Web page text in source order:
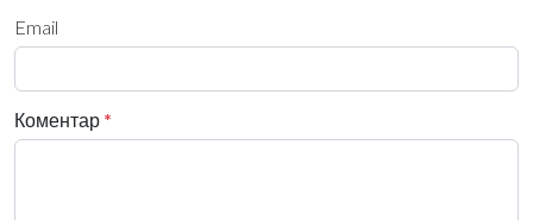
Email
Коментар *